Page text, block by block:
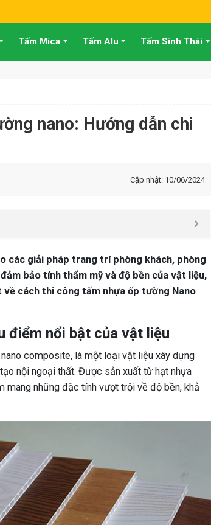
Tấm Mica Tấm Alu Tấm Sinh Thái
nano: Hướng dẫn chi
Cập nhật: 10/06/2024
các giải pháp trang trí phòng khách, phòng
bảo tính thẩm mỹ và độ bền của vật liệu,
cách thi công tấm nhựa ốp tường Nano
điểm nổi bật của vật liệu
composite, là một loại vật liệu xây dựng
nội ngoại thất. Được sản xuất từ hạt nhựa
mang những đặc tính vượt trội về độ bền, khả